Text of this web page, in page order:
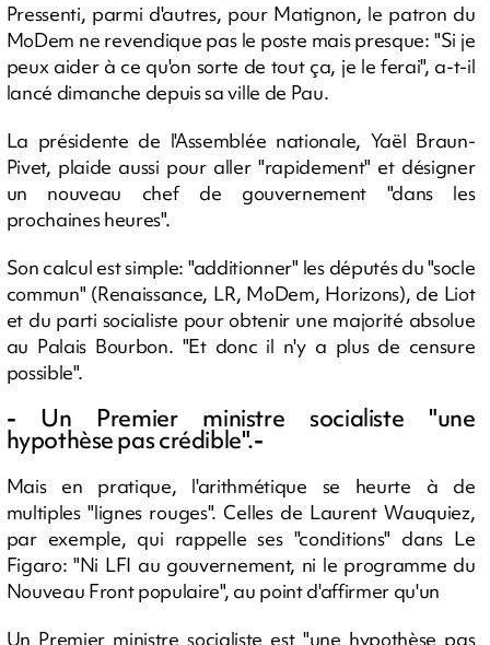
Pressenti, parmi d'autres, pour Matignon, le patron du
MoDem ne revendique pas le poste mais presque: "Si je
peux aider à ce qu'on sorte de tout ça, je le ferai", a-t-il
lancé dimanche depuis sa ville de Pau.
La présidente de l'Assemblée nationale, Yaël Braun-
Pivet, plaide aussi pour aller "rapidement" et désigner
un nouveau chef de gouvernement "dans les
prochaines heures".
Son calcul est simple: "additionner" les députés du "socle
commun" (Renaissance, LR, MoDem, Horizons), de Liot
et du parti socialiste pour obtenir une majorité absolue
au Palais Bourbon. "Et donc il n'y a plus de censure
possible".
- Un Premier ministre socialiste "une
hypothèse pas crédible".-
Mais en pratique, l'arithmétique se heurte à de
multiples "lignes rouges". Celles de Laurent Wauquiez,
par exemple, qui rappelle ses "conditions" dans Le
Figaro: "Ni LFI au gouvernement, ni le programme du
Nouveau Front populaire", au point d'affirmer qu'un
Un Premier ministre socialiste est "une hypothèse pas